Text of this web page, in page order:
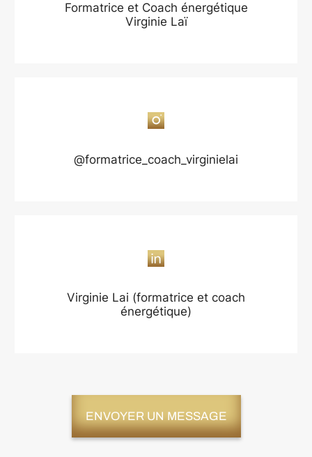
Formatrice et Coach énergétique
Virginie Laï
@formatrice_coach_virginielai
Virginie Lai (formatrice et coach
énergétique)
ENVOYER UN MESSAGE